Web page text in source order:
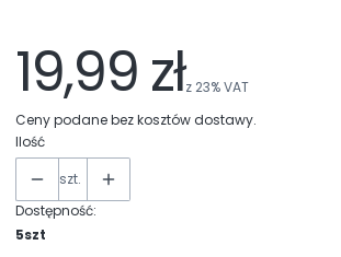
19,99 złz 23%VAT
Ceny podane bez kosztów dostawy.
Ilość
szt.
Dostępność:
5szt